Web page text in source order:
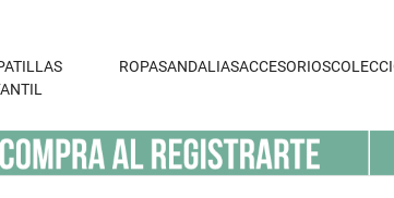
ROPASANDALIASACCESORIOS